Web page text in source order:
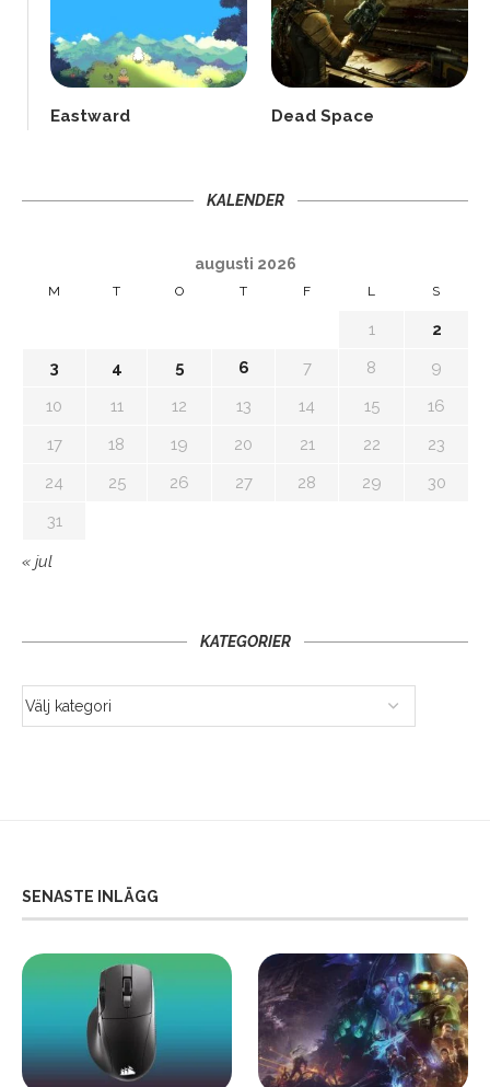
Eastward Dead Space
KALENDER
augusti 2026
M T O T F L S
1
2
3
4 5 6 7 8
9
10
11 12 13 14 15
16
17
18 19 20 21 22
23
24
25 26 27 28 29
30
31
« jul
KATEGORIER
SENASTE INLÄGG